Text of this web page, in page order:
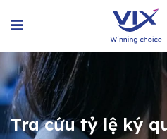
Tra cứu tỷ lệ ký